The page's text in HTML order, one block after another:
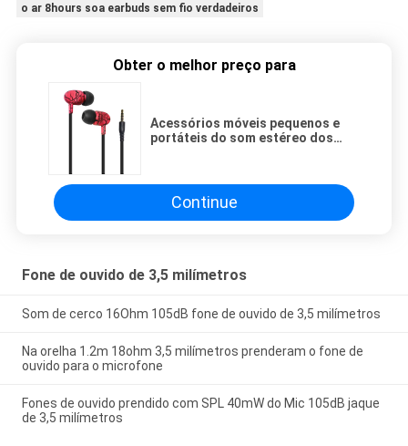
o ar 8hours soa earbuds sem fio verdadeiros
Obter o melhor preço para
Acessórios móveis pequenos e
portáteis do som estéreo dos
Continue
Fone de ouvido de 3,5 milímetros
Som de cerco 16Ohm 105dB fone de ouvido de 3,5 milímetros
Na orelha 1.2m 18ohm 3,5 milímetros prenderam o fone de
ouvido para o microfone
Fones de ouvido prendido com SPL 40mW do Mic 105dB jaque
de 3,5 milímetros